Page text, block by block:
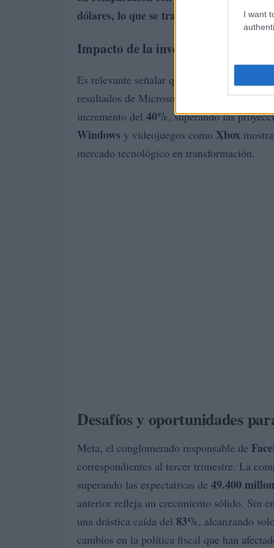
I want
dólares, lo que se traduce en
3,72
Impacto de la inversión en OpenAI
Es relevante señalar que, sin considerar los
resultados de Microsoft habrían sido un1%
incremento del 40%, superando las
Windows y videojuegos como Xbox
mercado tecnológico en transformación.
Desafíos y oportunidades
Meta, el conglomerado responsable de
correspondientes al tercer trimestre. La
superando las expectativas de 49.400
anterior refleja un crecimiento sólido. Sin
una drástica caída del 83%, alcanzando solo
cambios en la política fiscal que han